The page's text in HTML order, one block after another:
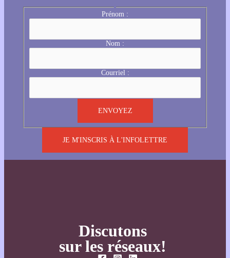
Prénom :
Nom :
Courriel :
JE M'INSCRIS À L'INFOLETTRE
Discutons
sur les réseaux!